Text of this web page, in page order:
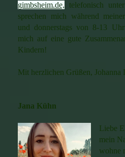
gimbsheim.de, telefonisch
sprechen mich während
und donnerstags von 8-13
mich auf eine gute
Kindern!
Mit herzlichen Grüßen, Johanna
Jana Kühn
Liebe
mein
wohne